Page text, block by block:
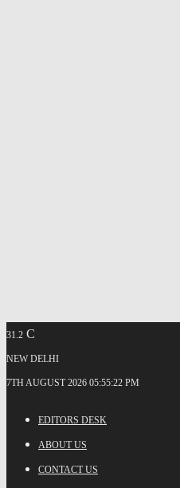
31.2 C
NEW DELHI
7TH AUGUST 2026 05:55:22 PM
EDITORS DESK
ABOUT US
CONTACT US